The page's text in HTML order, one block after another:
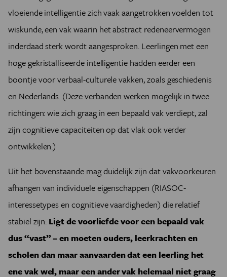
vloeiende intelligentie zich vaak aangetrokken voelden tot
wiskunde, een vak waarin het abstract redeneervermogen
inderdaad sterk wordt aangesproken. Leerlingen met een
hoge gekristalliseerde intelligentie hadden eerder een
boontje voor verbaal-culturele vakken, zoals geschiedenis
en Nederlands. (Deze verbanden werken mogelijk in twee
richtingen: wie zich graag in een bepaald vak verdiept, zal
zijn cognitieve capaciteiten op dat vlak ook verder
ontwikkelen.)
Uit het bovenstaande mag duidelijk zijn dat vakvoorkeuren
afhangen van individuele eigenschappen (RIASOC-
interessetypes en cognitieve vaardigheden) die relatief
stabiel zijn. Ligt de voorliefde voor een bepaald vak
dus “vast” – en moeten ouders, leerkrachten en
scholen dan maar aanvaarden dat een leerling het
ene vak wel, maar een ander vak helemaal niet graag